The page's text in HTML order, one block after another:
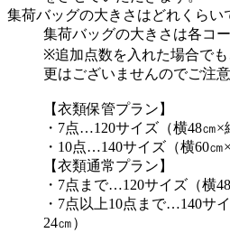
集荷バッグの大きさはどれくらい
集荷バッグの大きさは各コ
※追加点数を入れた場合で
更はございませんのでご注
【衣類保管プラン】
・7点…120サイズ（横48㎝×
・10点…140サイズ（横60㎝
【衣類通常プラン】
・7点まで…120サイズ（横
・7点以上10点まで…140サ
24㎝）